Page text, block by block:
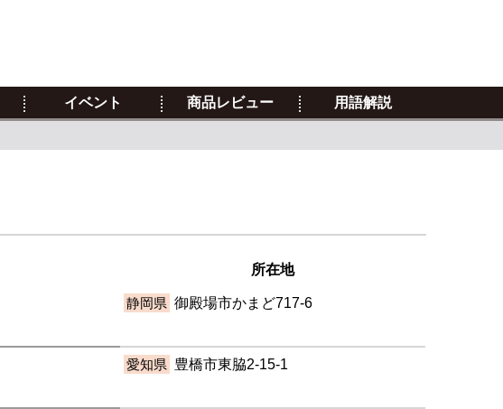
イベント 商品レビュー 用語解説
所在地
静岡県 御殿場市かまど717-6
愛知県 豊橋市東脇2-15-1